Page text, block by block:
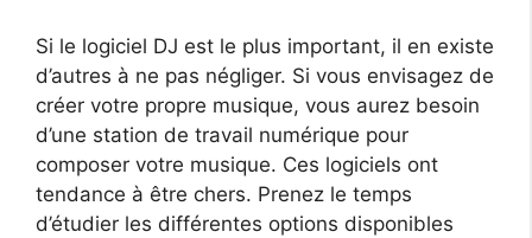
Si le logiciel DJ est le plus important, il en existe
d’autres à ne pas négliger. Si vous envisagez de
créer votre propre musique, vous aurez besoin
d’une station de travail numérique pour
composer votre musique. Ces logiciels ont
tendance à être chers. Prenez le temps
d’étudier les différentes options disponibles